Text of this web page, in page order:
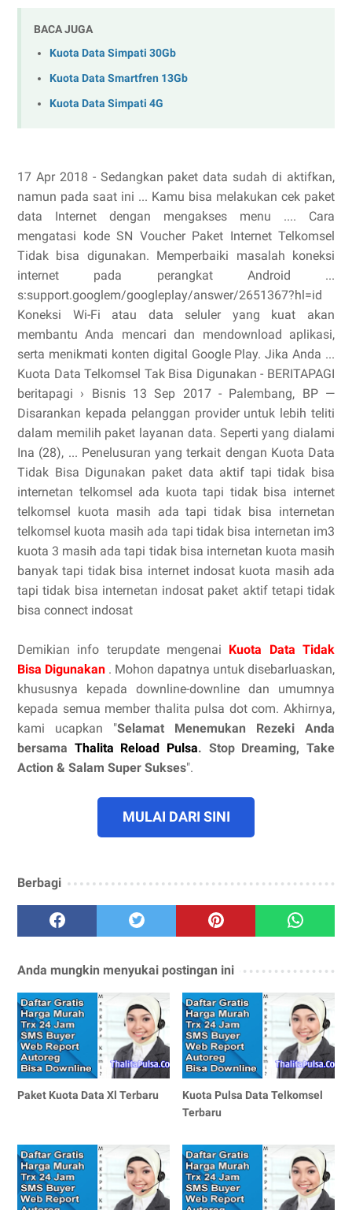
BACA JUGA
Kuota Data Simpati 30Gb
Kuota Data Smartfren 13Gb
Kuota Data Simpati 4G
17 Apr 2018 - Sedangkan paket data sudah di aktifkan,
namun pada saat ini ... Kamu bisa melakukan cek paket
data Internet dengan mengakses menu .... Cara
mengatasi kode SN Voucher Paket Internet Telkomsel
Tidak bisa digunakan. Memperbaiki masalah koneksi
internet pada perangkat Android ...
s:support.googlem/googleplay/answer/2651367?hl=id
Koneksi Wi-Fi atau data seluler yang kuat akan
membantu Anda mencari dan mendownload aplikasi,
serta menikmati konten digital Google Play. Jika Anda ...
Kuota Data Telkomsel Tak Bisa Digunakan - BERITAPAGI
beritapagi › Bisnis 13 Sep 2017 - Palembang, BP —
Disarankan kepada pelanggan provider untuk lebih teliti
dalam memilih paket layanan data. Seperti yang dialami
Ina (28), ... Penelusuran yang terkait dengan Kuota Data
Tidak Bisa Digunakan paket data aktif tapi tidak bisa
internetan telkomsel ada kuota tapi tidak bisa internet
telkomsel kuota masih ada tapi tidak bisa internetan
telkomsel kuota masih ada tapi tidak bisa internetan im3
kuota 3 masih ada tapi tidak bisa internetan kuota masih
banyak tapi tidak bisa internet indosat kuota masih ada
tapi tidak bisa internetan indosat paket aktif tetapi tidak
bisa connect indosat
Demikian info terupdate mengenai Kuota Data Tidak
Bisa Digunakan . Mohon dapatnya untuk disebarluaskan,
khususnya kepada downline-downline dan umumnya
kepada semua member thalita pulsa dot com. Akhirnya,
kami ucapkan "Selamat Menemukan Rezeki Anda
bersama Thalita Reload Pulsa. Stop Dreaming, Take
Action & Salam Super Sukses".
MULAI DARI SINI
Berbagi
Anda mungkin menyukai postingan ini
Paket Kuota Data Xl Terbaru
Kuota Pulsa Data Telkomsel
Terbaru